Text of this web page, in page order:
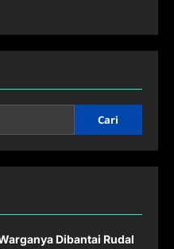
Cari
Dibantai Rudal